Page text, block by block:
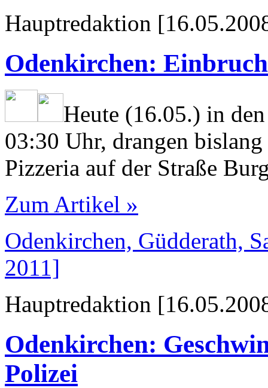
Hauptredaktion
Odenkirchen:
Heute (16.05.) in
03:30 Uhr, drangen
Pizzeria auf der Straße
Zum Artikel »
Odenkirchen, Güdderath,
2011]
Hauptredaktion
Odenkirchen:
Polizei